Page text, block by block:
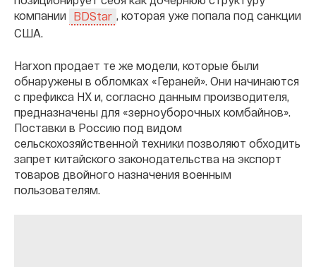
компании
BDStar , которая уже попала под санкции
США.
Harxon продает те же модели, которые были
обнаружены в обломках «Гераней». Они начинаются
с префикса HX и, согласно данным производителя,
предназначены для «зерноуборочных комбайнов».
Поставки в Россию под видом
сельскохозяйственной техники позволяют обходить
запрет китайского законодательства на экспорт
товаров двойного назначения военным
пользователям.